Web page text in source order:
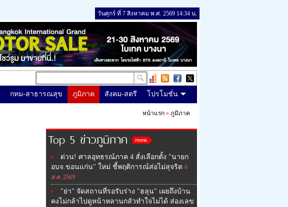
วันศุกร์ ที่ 7 สิงหาคม พ.ศ. 2569 14:34 น.
กทม-สาธารณสุข ภูมิภาค สังคม-สตรี โปรโมชั่น
หน้าแรก » ภูมิภาค
Top 5 ข่าวภูมิภาค
ด่วน! ศาลอุทธรณ์ภาค 4 สั่งเลือกตั้ง "นายก
อบจ.ขอนแก่น" ใหม่ ชี้พฤติการณ์ส่อไม่สุจริต 6
ส.ค. 2569
"ย่า" จัดสถานที่รอรับร่าง "ฮลุน" เผยถึงบ้าน
คงไม่กล้าไปดูหน้าหลานกลัวทำใจไม่ได้ ส่องเลข